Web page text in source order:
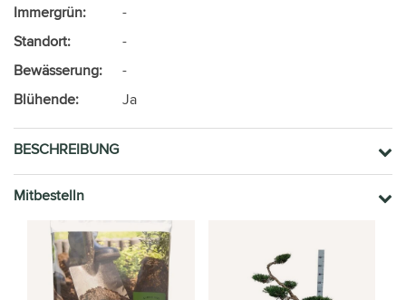
Immergrün:
-
Standort:
-
Bewässerung:
-
Blühende:
Ja
BESCHREIBUNG
Mitbestelln